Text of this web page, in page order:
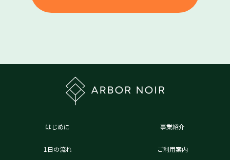
はじめに 事業紹介
1日の流れ ご利用案内